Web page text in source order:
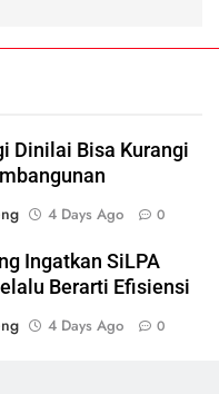
Dinilai Bisa Kurangi
4 Days Ago 0
Ingatkan SiLPA
Berarti Efisiensi
4 Days Ago 0